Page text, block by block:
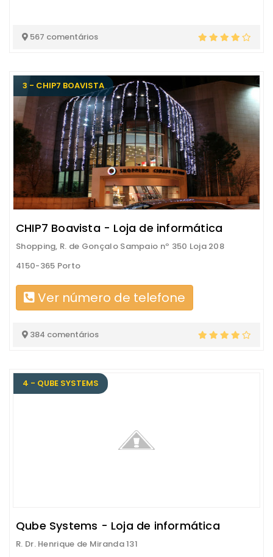
567 comentários
3 - CHIP7 BOAVISTA
CHIP7 Boavista - Loja de informática
Shopping, R. de Gonçalo Sampaio nº 350 Loja 208
4150-365 Porto
Ver número de telefone
384 comentários
4 - QUBE SYSTEMS
Qube Systems - Loja de informática
R. Dr. Henrique de Miranda 131